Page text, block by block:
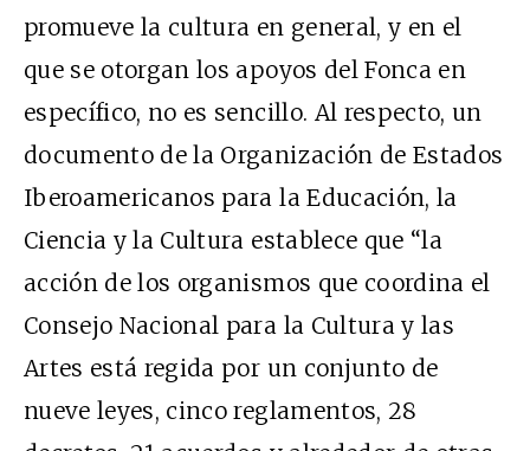
promueve la cultura en general, y en el
que se otorgan los apoyos del Fonca en
específico, no es sencillo. Al respecto, un
documento de la Organización de Estados
Iberoamericanos para la Educación, la
Ciencia y la Cultura establece que “la
acción de los organismos que coordina el
Consejo Nacional para la Cultura y las
Artes está regida por un conjunto de
nueve leyes, cinco reglamentos, 28